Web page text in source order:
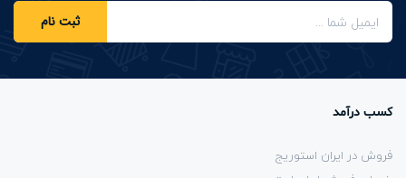
ثبت نام
کسب درآمد
فروش در ایران استوریج